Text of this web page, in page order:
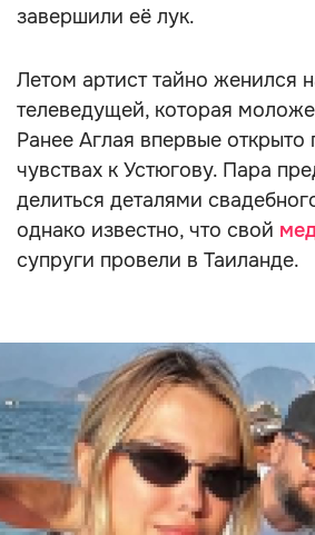
завершили её лук.
Летом артист тайно женился
телеведущей, которая моложе
Ранее Аглая впервые открыто
чувствах к Устюгову. Пара
делиться деталями
однако известно, что свой
супруги провели в Таиланде.